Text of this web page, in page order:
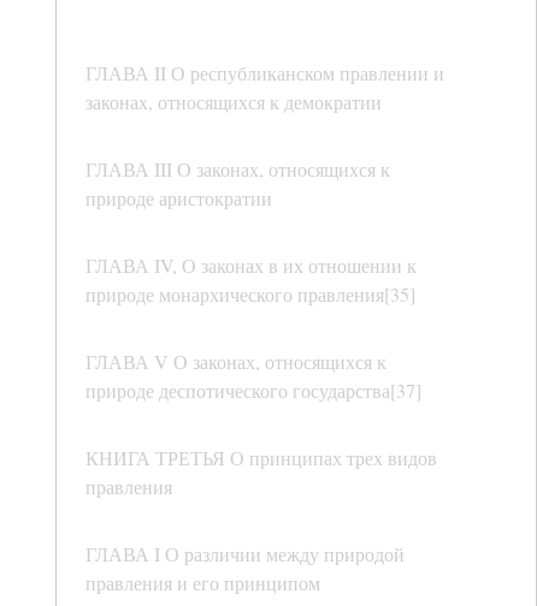
ГЛАВА II О республиканском правлении и
законах, относящихся к демократии
ГЛАВА III О законах, относящихся к
природе аристократии
ГЛАВА IV, О законах в их отношении к
природе монархического правления[35]
ГЛАВА V О законах, относящихся к
природе деспотического государства[37]
КНИГА ТРЕТЬЯ О принципах трех видов
правления
ГЛАВА I О различии между природой
правления и его принципом